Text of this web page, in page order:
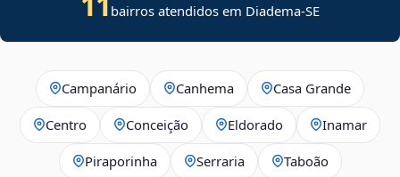
bairros atendidos em Diadema-SE
Campanário Canhema Casa Grande
Centro Conceição Eldorado Inamar
Piraporinha Serraria Taboão